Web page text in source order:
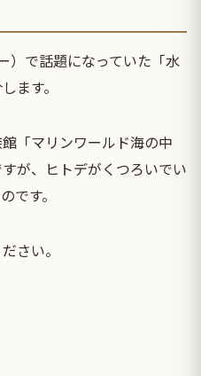
）で話題になっていた「水
ます。
「マリンワールド海の中
が、ヒトデがくつろいでい
です。
さい。